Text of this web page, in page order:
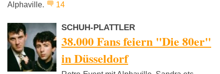
Alphaville.
14
SCHUH-PLATTLER
38.000 Fans feiern "Die 80er"
in Düsseldorf